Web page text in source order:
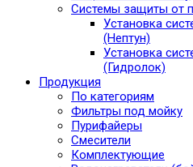
Системы защиты от
Установка
(Нептун)
Установка
(Гидролок)
Продукция
По категориям
Фильтры под мойку
Пурифайеры
Смесители
Комплектующие